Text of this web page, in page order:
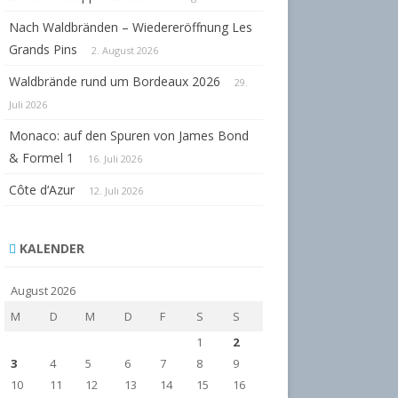
Nach Waldbränden – Wiedereröffnung Les
Grands Pins
2. August 2026
Waldbrände rund um Bordeaux 2026
29.
Juli 2026
Monaco: auf den Spuren von James Bond
& Formel 1
16. Juli 2026
Côte d‘Azur 12. Juli 2026
KALENDER
August 2026
M
D M D F S
S
1
2
3
4 5 6 7 8
9
10
11 12 13 14 15 16